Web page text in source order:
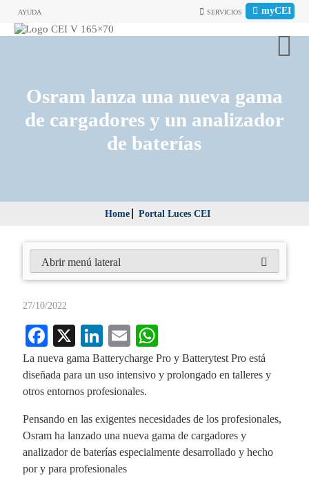
AYUDA myCEI
SERVICIOS
Osram lanza una nueva gama
de cargadores y un analizador
de baterías
Home Portal Luces CEI
27/10/2022
Fa
ce
bo
ok
X
Li
nk
ed
In
E
m
ail
ha
ts
pp
La nueva gama Batterycharge Pro y Batterytest Pro está
diseñada para un uso intensivo y prolongado en talleres y
otros entornos profesionales.
Pensando en las exigentes necesidades de los profesionales,
Osram ha lanzado una nueva gama de cargadores y
analizador de baterías especialmente desarrollado y hecho
por y para profesionales
Abrir menú lateral